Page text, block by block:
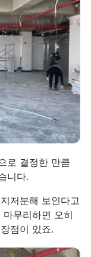
로 결정한 만큼
니다.
저분해 보인다고
무리하면 오히
점이 있죠.